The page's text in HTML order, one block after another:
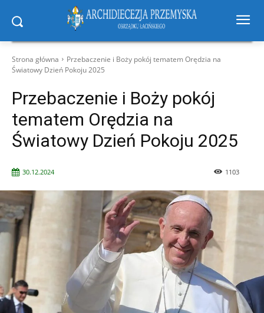
Strona główna
Przebaczenie i Boży pokój tematem Orędzia na
Światowy Dzień Pokoju 2025
Przebaczenie i Boży pokój
tematem Orędzia na
Światowy Dzień Pokoju 2025
30.12.2024 1103